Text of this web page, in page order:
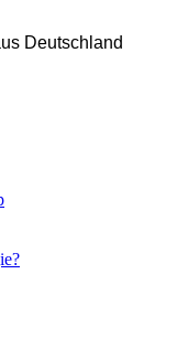
Deutschland